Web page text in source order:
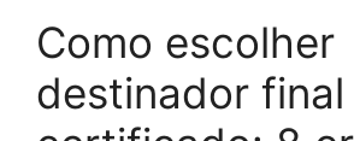
Como escolher
destinador final